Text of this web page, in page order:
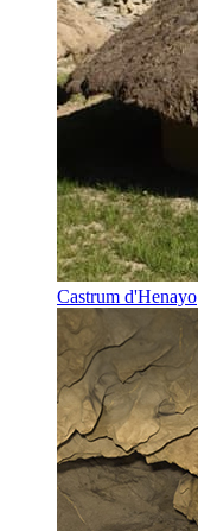
Castrum d'Henayo